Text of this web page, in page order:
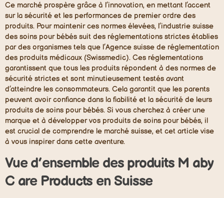
Ce marché prospère grâce à l’innovation, en mettant l’accent
sur la sécurité et les performances de premier ordre des
produits. Pour maintenir ces normes élevées, l’industrie suisse
des soins pour bébés suit des réglementations strictes établies
par des organismes tels que l’Agence suisse de réglementation
des produits médicaux (Swissmedic). Ces réglementations
garantissent que tous les produits répondent à des normes de
sécurité strictes et sont minutieusement testés avant
d’atteindre les consommateurs. Cela garantit que les parents
peuvent avoir confiance dans la fiabilité et la sécurité de leurs
produits de soins pour bébés. Si vous cherchez à créer une
marque et à développer vos produits de soins pour bébés, il
est crucial de comprendre le marché suisse, et cet article vise
à vous inspirer dans cette aventure.
Vue d’ensemble des produits M aby
C are Products en Suisse